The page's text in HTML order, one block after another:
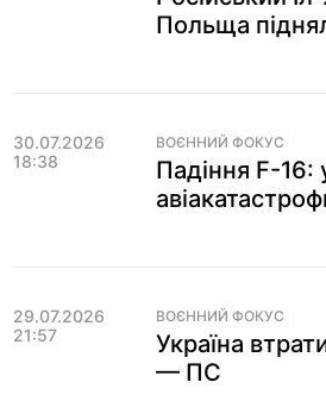
Польща
30.07.2026
18:38
ВОЄННИЙ ФОКУС
Падіння F-16:
29.07.2026
21:57
ВОЄННИЙ ФОКУС
Україна
— ПС